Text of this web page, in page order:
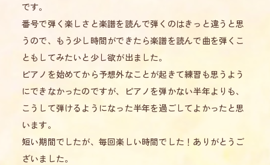
です。
番号で弾く楽しさと楽譜を読んで弾くのはきっと違うと思
うので、もう少し時間ができたら楽譜を読んで曲を弾くこ
ともしてみたいと少し欲が出ました。
ピアノを始めてから予想外なことが起きて練習も思うよう
にできなかったのですが、ピアノを弾かない半年よりも、
こうして弾けるようになった半年を過ごしてよかったと思
います。
短い期間でしたが、毎回楽しい時間でした！ありがとうご
ざいました。